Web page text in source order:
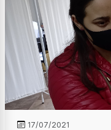
17/07/2021